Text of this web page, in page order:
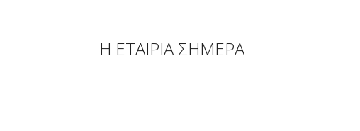
Η ΕΤΑΙΡΙΑ ΣΗΜΕΡΑ